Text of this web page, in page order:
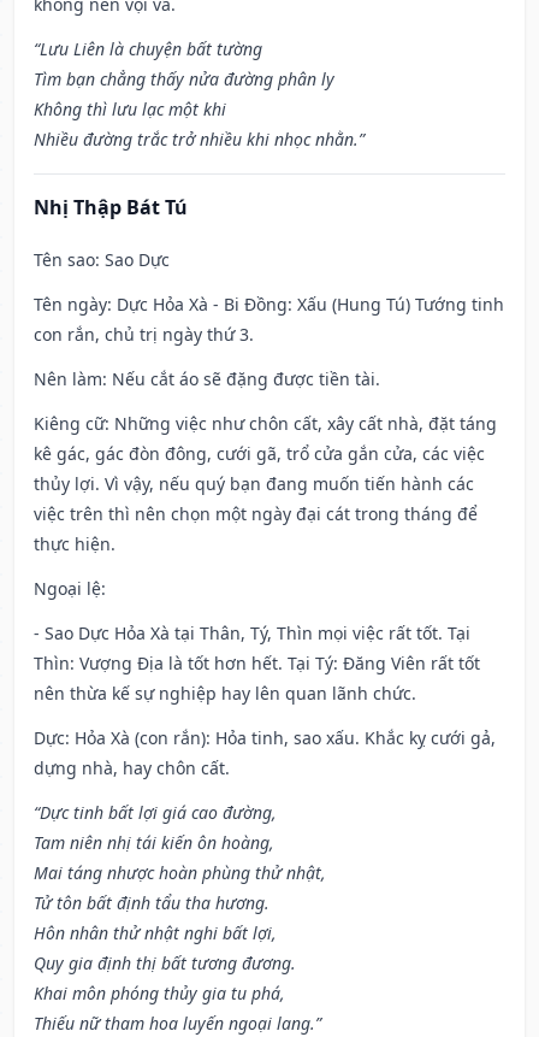
“Lưu Liên là chuyện bất tường
Tìm bạn chẳng thấy nửa đường phân ly
Không thì lưu lạc một khi
Nhiều đường trắc trở nhiều khi nhọc nhằn.”
Nhị Thập Bát Tú
Tên sao: Sao Dực
Tên ngày: Dực Hỏa Xà - Bi Đồng: Xấu (Hung Tú) Tướng tinh
con rắn, chủ trị ngày thứ 3.
Nên làm: Nếu cắt áo sẽ đặng được tiền tài.
Kiêng cữ: Những việc như chôn cất, xây cất nhà, đặt táng
kê gác, gác đòn đông, cưới gã, trổ cửa gắn cửa, các việc
thủy lợi. Vì vậy, nếu quý bạn đang muốn tiến hành các
việc trên thì nên chọn một ngày đại cát trong tháng để
thực hiện.
Ngoại lệ:
- Sao Dực Hỏa Xà tại Thân, Tý, Thìn mọi việc rất tốt. Tại
Thìn: Vượng Địa là tốt hơn hết. Tại Tý: Đăng Viên rất tốt
nên thừa kế sự nghiệp hay lên quan lãnh chức.
Dực: Hỏa Xà (con rắn): Hỏa tinh, sao xấu. Khắc kỵ cưới gả,
dựng nhà, hay chôn cất.
“Dực tinh bất lợi giá cao đường,
Tam niên nhị tái kiến ôn hoàng,
Mai táng nhược hoàn phùng thử nhật,
Tử tôn bất định tẩu tha hương.
Hôn nhân thử nhật nghi bất lợi,
Quy gia định thị bất tương đương.
Khai môn phóng thủy gia tu phá,
Thiếu nữ tham hoa luyến ngoại lang.”